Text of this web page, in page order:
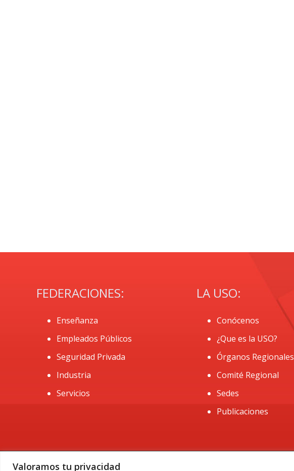
Valoramos tu privacidad
FEDERACIONES:
Enseñanza
Empleados Públicos
Seguridad Privada
Industria
Servicios
LA USO:
Conócenos
¿Que es la USO?
Órganos Regionales
Comité Regional
Sedes
Publicaciones